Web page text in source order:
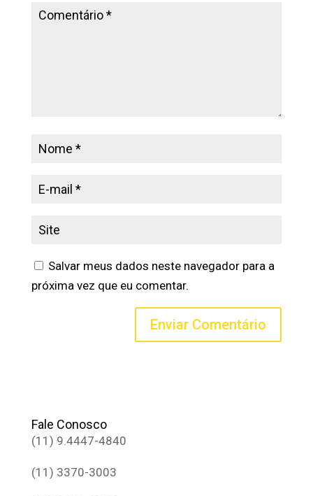
Salvar meus dados neste navegador para a
próxima vez que eu comentar.
Fale Conosco
(11) 9.4447-4840
(11) 3370-3003